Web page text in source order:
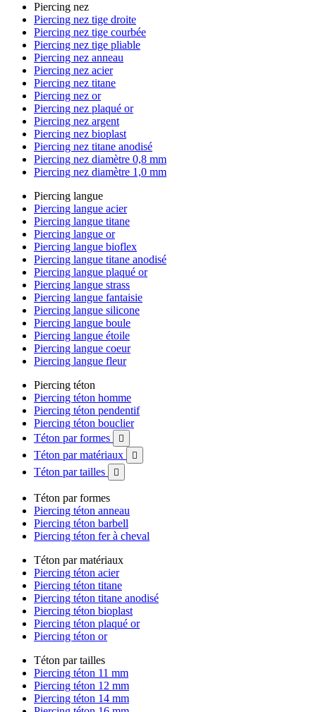
Piercing nez
Piercing nez tige droite
Piercing nez tige courbée
Piercing nez tige pliable
Piercing nez anneau
Piercing nez acier
Piercing nez titane
Piercing nez or
Piercing nez plaqué or
Piercing nez argent
Piercing nez bioplast
Piercing nez titane anodisé
Piercing nez diamètre 0,8 mm
Piercing nez diamètre 1,0 mm
Piercing langue
Piercing langue acier
Piercing langue titane
Piercing langue or
Piercing langue bioflex
Piercing langue titane anodisé
Piercing langue plaqué or
Piercing langue strass
Piercing langue fantaisie
Piercing langue silicone
Piercing langue boule
Piercing langue étoile
Piercing langue coeur
Piercing langue fleur
Piercing téton
Piercing téton homme
Piercing téton pendentif
Piercing téton bouclier
Téton par formes

Téton par matériaux 
Téton par tailles 
Téton par formes
Piercing téton anneau
Piercing téton barbell
Piercing téton fer à cheval
Téton par matériaux
Piercing téton acier
Piercing téton titane
Piercing téton titane anodisé
Piercing téton bioplast
Piercing téton plaqué or
Piercing téton or
Téton par tailles
Piercing téton 11 mm
Piercing téton 12 mm
Piercing téton 14 mm